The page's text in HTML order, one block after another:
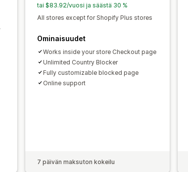
tai $83.92/vuosi ja säästä 30 %
All stores except for Shopify Plus stores
Ominaisuudet
Works inside your store Checkout page
Unlimited Country Blocker
Fully customizable blocked page
Online support
7 päivän maksuton kokeilu